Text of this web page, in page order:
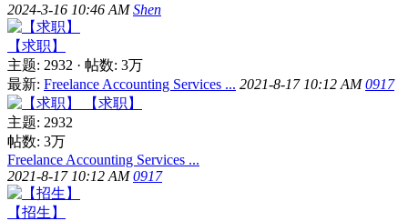
2024-3-16 10:46 AMShen
【求职】
主题: 2932 · 帖数: 3万
最新: Freelance Accounting Services ... 2021-8-17 10:12 AM0917
【求职】
主题: 2932
帖数: 3万
Freelance Accounting Services ...
2021-8-17 10:12 AM0917
【招生】